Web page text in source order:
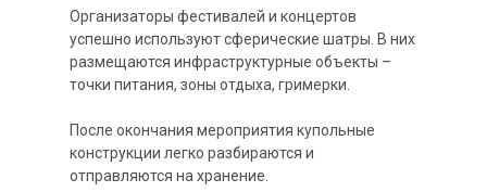
Организаторы фестивалей и концертов
успешно используют сферические шатры. В них
размещаются инфраструктурные объекты –
точки питания, зоны отдыха, гримерки.
После окончания мероприятия купольные
конструкции легко разбираются и
отправляются на хранение.